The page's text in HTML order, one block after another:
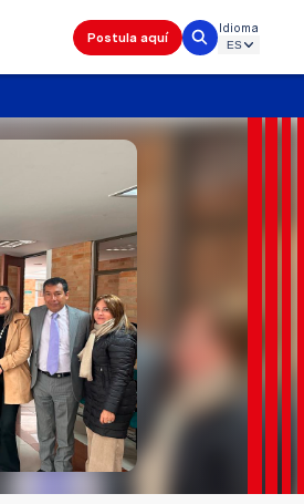
Postula aquí
Idioma